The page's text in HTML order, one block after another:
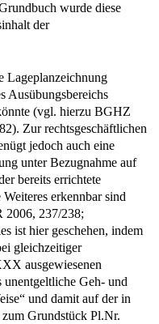
wurde diese
der
Lageplanzeichnung
Ausübungsbereichs
(vgl. hierzu BGHZ
Zur rechtsgeschäftlichen
jedoch auch eine
unter Bezugnahme auf
bereits errichtete
erkennbar sind
2006, 237/238;
ist hier geschehen, indem
gleichzeitiger
ausgewiesenen
unentgeltliche Geh- und
und damit auf der in
Grundstück Pl.Nr.